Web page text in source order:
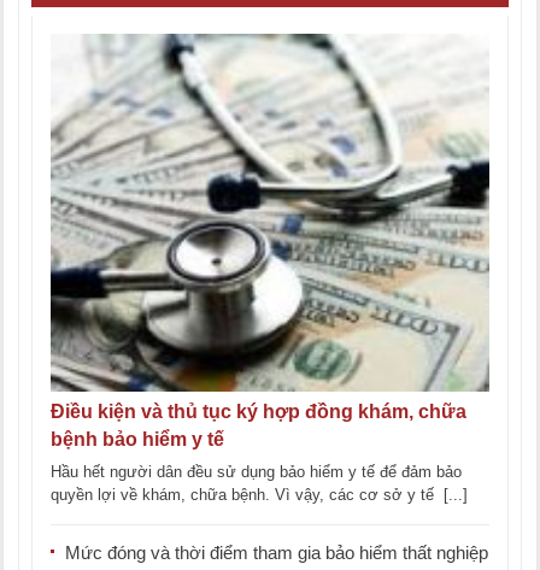
Điều kiện và thủ tục ký hợp đồng khám, chữa
bệnh bảo hiểm y tế
Hầu hết người dân đều sử dụng bảo hiểm y tế để đảm bảo
quyền lợi về khám, chữa bệnh. Vì vậy, các cơ sở y tế [...]
Mức đóng và thời điểm tham gia bảo hiểm thất nghiệp